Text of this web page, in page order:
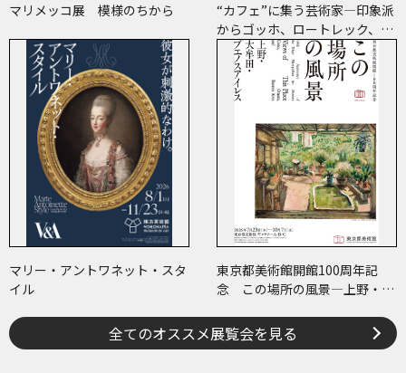
マリメッコ展 模様のちから
“カフェ”に集う芸術家―印象派
からゴッホ、ロートレック、ピ
カソまで
マリー・アントワネット・スタ
イル
東京都美術館開館100周年記
念 この場所の風景―上野・大
全てのオススメ展覧会を見る